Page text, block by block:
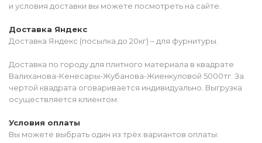
и условия доставки вы можете посмотреть на сайте.
Доставка Яндекс
Доставка Яндекс (посылка до 20кг) – для фурнитуры.
Доставка по городу для плитного материала в квадрате
Валиханова-Кенесары-Жубанова-Жиенкуловой 5000тг. За
чертой квадрата оговаривается индивидуально. Выгрузка
осуществляется клиентом.
Условия оплаты
Вы можете выбрать один из трёх вариантов оплаты: